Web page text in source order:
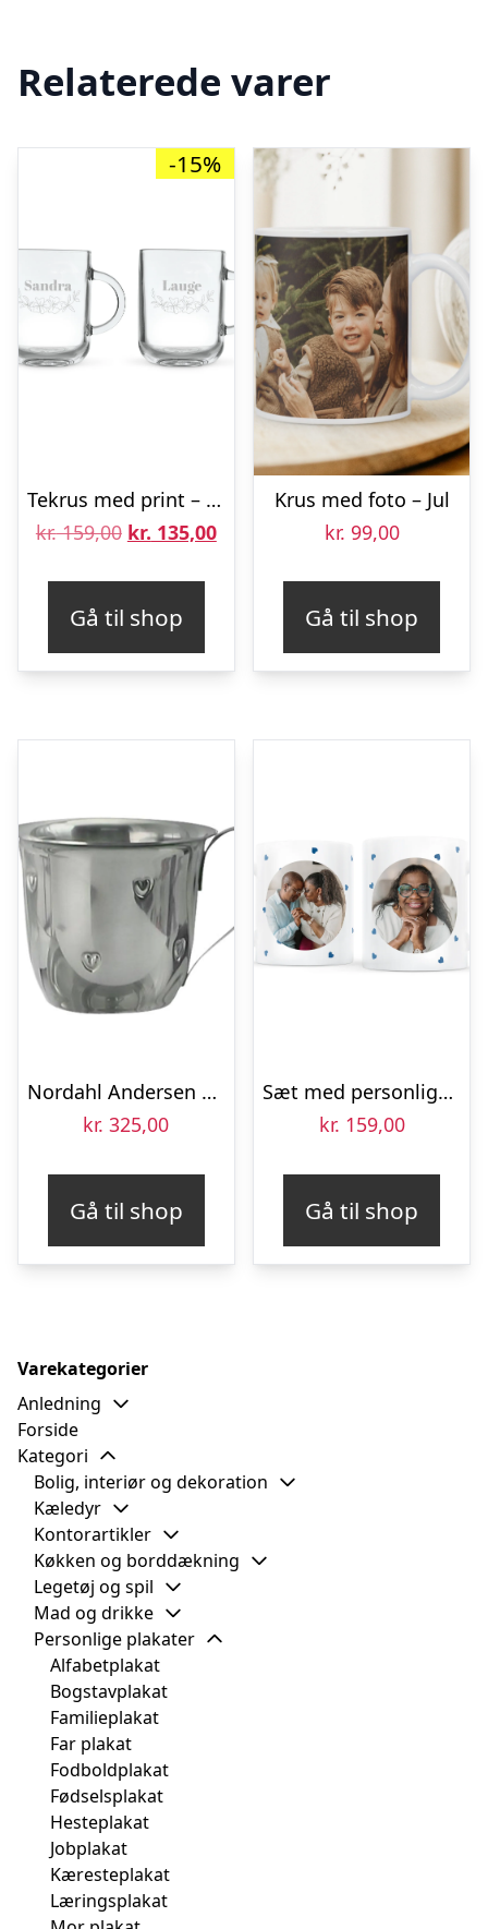
Relaterede varer
-15%
Tekrus med print – Rundt – 2 stk
kr.159,00 Den
kr. 159,00.
kr. 135,00Den
kr. 135,00.
Gå til shop
Krus med foto – Jul
kr. 99,00
Gå til shop
Nordahl Andersen Børnekrus hjerte stål
kr. 325,00
Gå til shop
Sæt med personlige krus – kærlighed
kr. 159,00
Gå til shop
Varekategorier
Anledning
Forside
Kategori
Bolig, interiør og dekoration
Kæledyr
Kontorartikler
Køkken og borddækning
Legetøj og spil
Mad og drikke
Personlige plakater
Alfabetplakat
Bogstavplakat
Familieplakat
Far plakat
Fodboldplakat
Fødselsplakat
Hesteplakat
Jobplakat
Kæresteplakat
Læringsplakat